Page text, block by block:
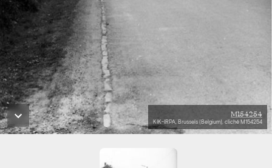
M154254
KIK-IRPA, Brussels (Belgium), cliché M154254